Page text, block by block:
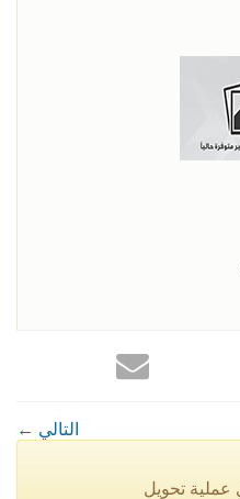
← التالي
عملية تحويل